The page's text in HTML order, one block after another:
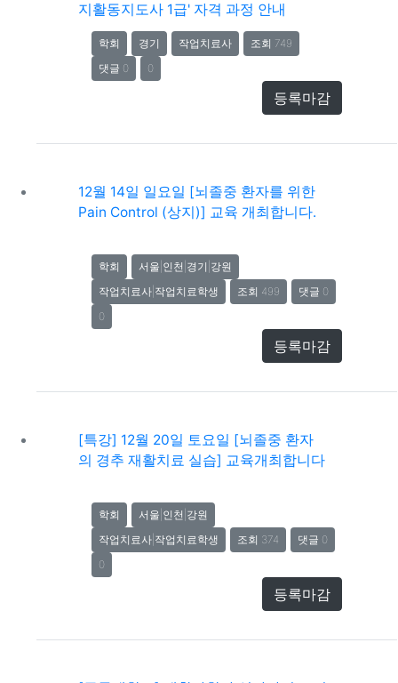
지활동지도사 1급' 자격 과정 안내
학회 경기 작업치료사
조회 749
댓글 0
0
등록마감
12월 14일 일요일 [뇌졸중 환자를 위한
Pain Control (상지)] 교육 개최합니다.
학회
서울|인천|경기|강원
작업치료사|작업치료학생
조회 499
댓글 0
0
등록마감
[특강] 12월 20일 토요일 [뇌졸중 환자
의 경추 재활치료 실습] 교육개최합니다
학회
서울|인천|강원
작업치료사|작업치료학생
조회 374
댓글 0
0
등록마감